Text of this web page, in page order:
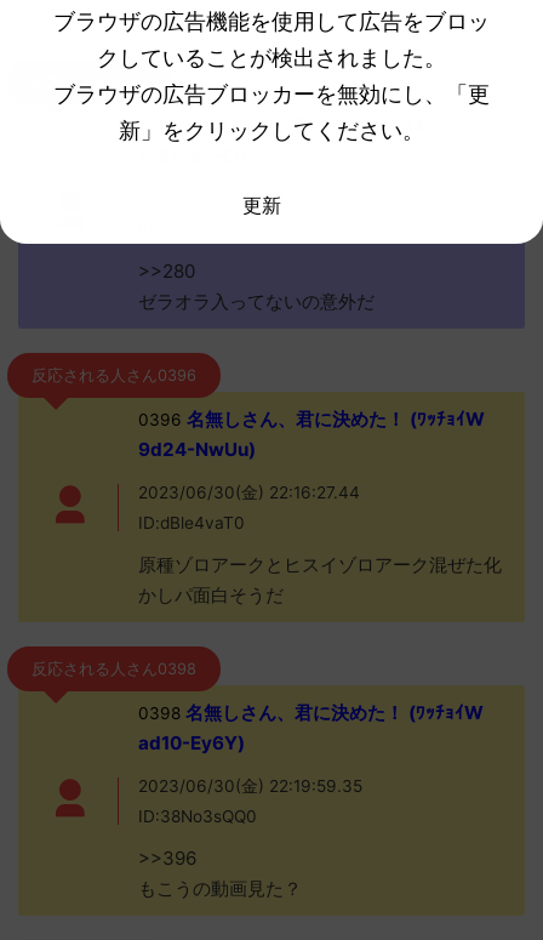
アニメ化していないBW組強いな
名無しさん0297
0297名無しさん、君に決めた！ (ｵｯﾍﾟｹ
2023/06/30(金) 13:57:59.07
>>280
ゼラオラ入ってないの意外だ
反応される人さん0396
0396 名無しさん、君に決めた！ (ﾜｯﾁｮｲW
9d24-NwUu)
2023/06/30(金) 22:16:27.44
ID:dBle4vaT0
原種ゾロアークとヒスイゾロアーク混ぜた化
かしパ面白そうだ
反応される人さん0398
0398名無しさん、君に決めた！ (ﾜｯﾁｮｲW
ad10-Ey6Y)
2023/06/30(金) 22:19:59.35
ID:38No3sQQ0
>>396
もこうの動画見た？
ブラウザの広告機能を使用して広告をブロッ
クしていることが検出されました。
ブラウザの広告ブロッカーを無効にし、「更
新」をクリックしてください。
更新